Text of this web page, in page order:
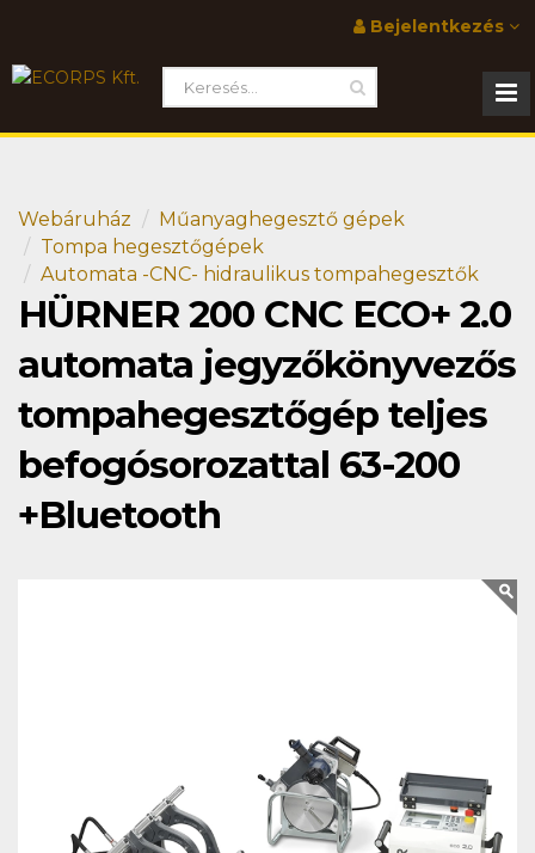
Bejelentkezés
Webáruház
Műanyaghegesztő gépek
Tompa hegesztőgépek
Automata -CNC- hidraulikus tompahegesztők
HÜRNER 200 CNC ECO+ 2.0
automata jegyzőkönyvezős
tompahegesztőgép teljes
befogósorozattal 63-200
+Bluetooth